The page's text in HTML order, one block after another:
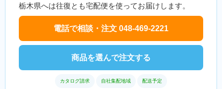
栃木県へは往復とも宅配便を使ってお届けします。
電話で相談・注文 048-469-2221
商品を選んで注文する
カタログ請求 自社集配地域 配送予定